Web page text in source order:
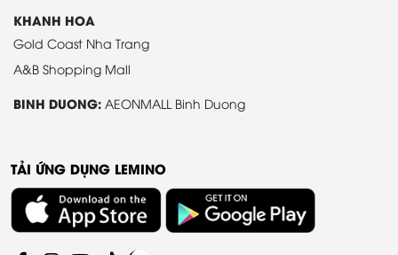
KHANH HOA
Gold Coast Nha Trang
A&B Shopping Mall
BINH DUONG: AEONMALL Binh Duong
TẢI ỨNG DỤNG LEMINO